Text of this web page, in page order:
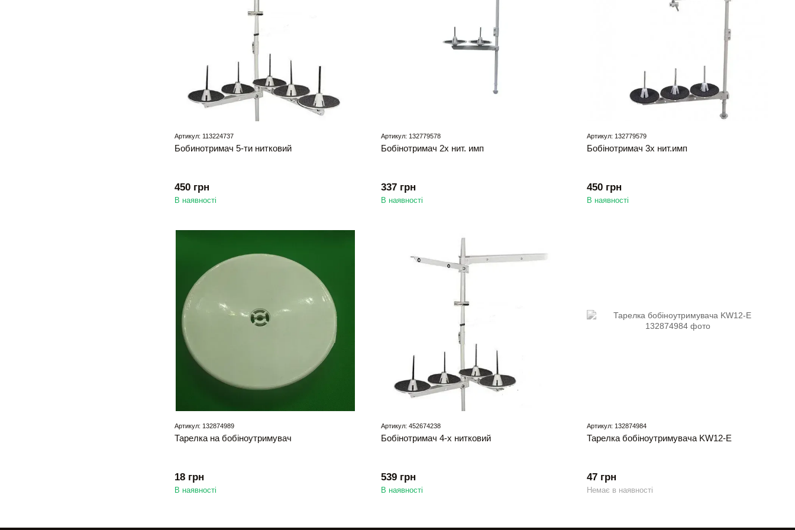
Артикул: 113224737
Бобинотримач 5-ти нитковий
450 грн
В наявності
Артикул: 132779578
Бобінотримач 2х нит. имп
337 грн
В наявності
Артикул: 132779579
Бобінотримач 3х нит.имп
450 грн
В наявності
Артикул: 132874989
Тарелка на бобіноутримувач
18 грн
В наявності
Артикул: 452674238
Бобінотримач 4-х нитковий
539 грн
В наявності
Артикул: 132874984
Тарелка бобіноутримувача KW12-E
47 грн
Немає в наявності